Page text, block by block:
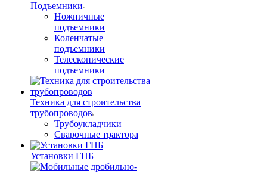
Подъемники
Ножничные
подъемники
Коленчатые
подъемники
Телескопические
подъемники
Техника для строительства
трубопроводов
Трубоукладчики
Сварочные трактора
Установки ГНБ